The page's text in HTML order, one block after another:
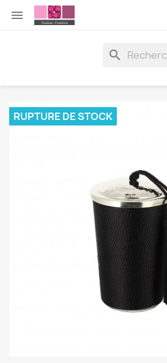


RUPTURE DE STOCK